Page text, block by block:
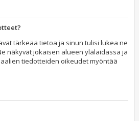
tärkeää tietoa ja sinun tulisi lukea ne
näkyvät jokaisen alueen ylälaidassa ja
tiedotteiden oikeudet myöntää